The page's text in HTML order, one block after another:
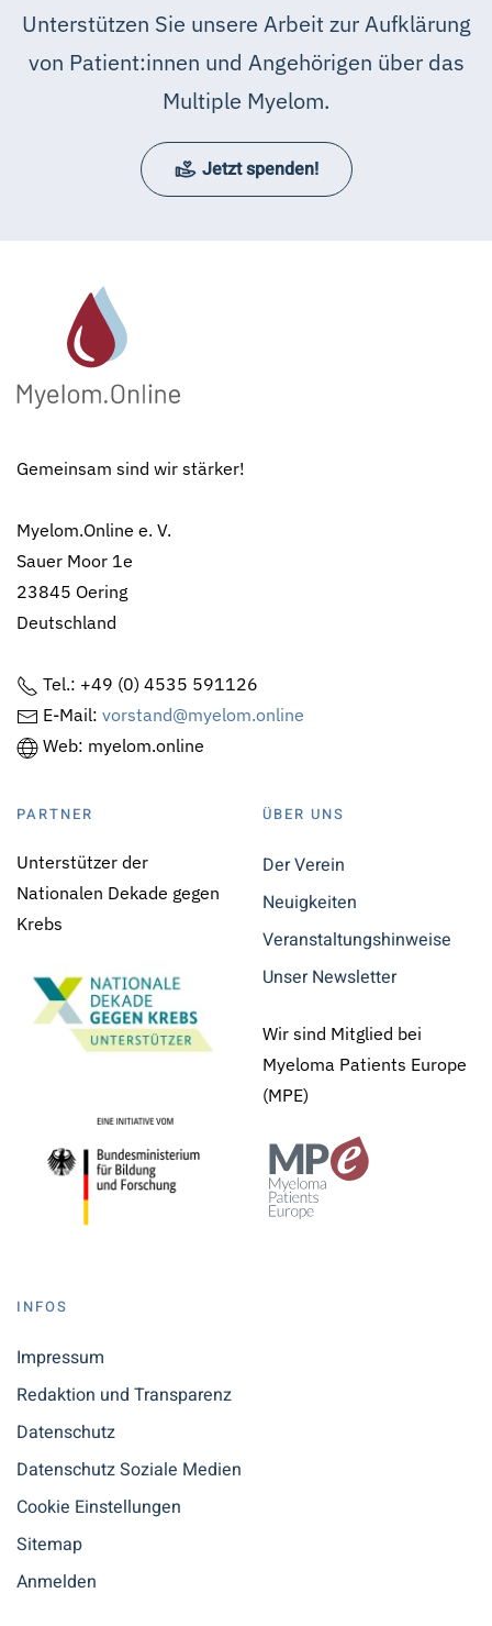
Unterstützen Sie unsere Arbeit zur Aufklärung
von Patient:innen und Angehörigen über das
Multiple Myelom.
Jetzt spenden!
Gemeinsam sind wir stärker!
Myelom.Online e. V.
Sauer Moor 1e
23845 Oering
Deutschland
Tel.: +49 (0) 4535 591126
E-Mail: vorstand@myelom.online
Web: myelom.online
PARTNER
Unterstützer der
Nationalen Dekade gegen
Krebs
ÜBER UNS
Der Verein
Neuigkeiten
Veranstaltungshinweise
Unser Newsletter
Wir sind Mitglied bei
Myeloma Patients Europe
(MPE)
INFOS
Impressum
Redaktion und Transparenz
Datenschutz
Datenschutz Soziale Medien
Cookie Einstellungen
Sitemap
Anmelden